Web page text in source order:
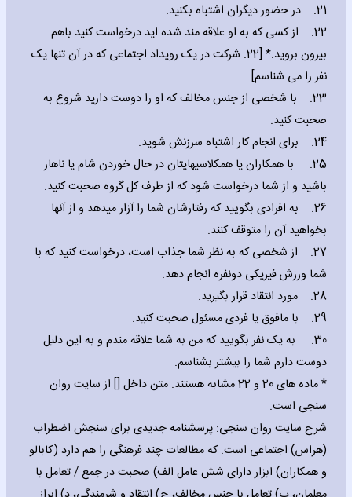
21. در حضور دیگران اشتباه بکنید.
22. از کسی که به او علاقه مند شده اید درخواست کنید باهم
بیرون بروید.* [22. شرکت در یک رویداد اجتماعی که در آن تنها یک
نفر را می شناسم]
23. با شخصی از جنس مخالف که او را دوست دارید شروع به
صحبت کنید.
24. برای انجام کار اشتباه سرزنش شوید.
25. با همکاران یا همکلاسیهایتان در حال خوردن شام یا ناهار
باشید و از شما درخواست شود که از طرف کل گروه صحبت کنید.
26. به افرادی بگویید که رفتارشان شما را آزار میدهد و از آنها
بخواهید آن را متوقف کنند.
27. از شخصی که به نظر شما جذاب است، درخواست کنید که با
شما ورزش فیزیکی دونفره انجام دهد.
28. مورد انتقاد قرار بگیرید.
29. با مافوق یا فردی مسئول صحبت کنید.
30. به یک نفر بگویید که من به شما علاقه مندم و به این دلیل
دوست دارم شما را بیشتر بشناسم.
* ماده های 20 و 22 مشابه هستند. متن داخل [] از سایت روان
سنجی است.
شرح سایت روان سنجی: پرسشنامه جدیدی برای سنجش اضطراب
(هراس) اجتماعی است. که مطالعات چند فرهنگی را هم دارد (کابالو
و همکاران) ابزار دارای شش عامل الف) صحبت در جمع / تعامل با